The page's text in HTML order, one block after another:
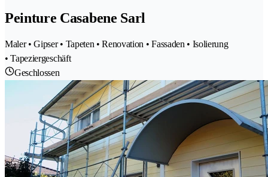
Peinture Casabene Sarl
Maler • Gipser • Tapeten • Renovation • Fassaden • Isolierung
• Tapeziergeschäft
Geschlossen